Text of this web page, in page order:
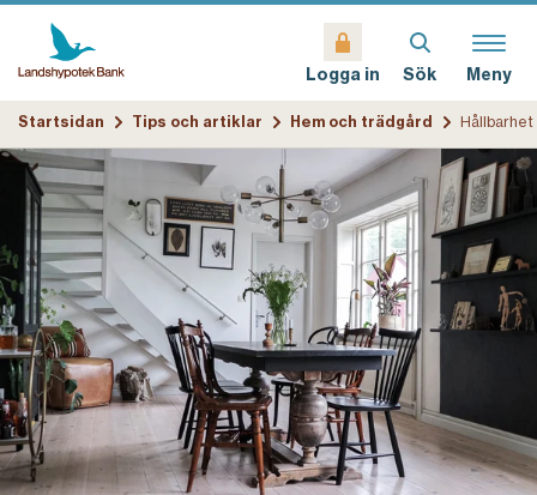
Logga in Sök Meny
Startsidan Tips och artiklar Hem och trädgård